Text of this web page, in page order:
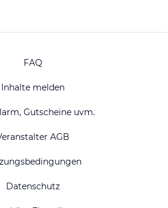
FAQ
Inhalte melden
Gutscheine uvm.
AGB
Datenschutz